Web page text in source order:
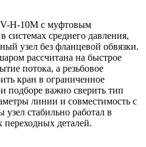
H-10M с муфтовым
среднего давления,
узел без фланцевой обвязки.
рассчитана на быстрое
потока, а резьбовое
кран в ограниченное
подборе важно сверить тип
линии и совместимость с
стабильно работал в
деталей.